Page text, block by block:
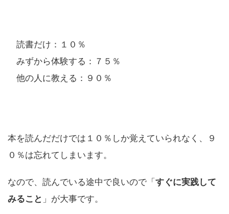
読書だけ：１０％
みずから体験する：７５％
他の人に教える：９０％
本を読んだだけでは１０％しか覚えていられなく、９
０％は忘れてしまいます。
なので、読んでいる途中で良いので「すぐに実践して
みること 」が大事です。